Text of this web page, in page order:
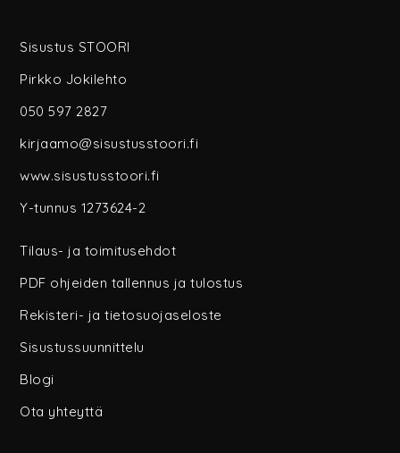
Sisustus STOORI
Pirkko Jokilehto
050 597 2827
kirjaamo@sisustusstoori.fi
www.sisustusstoori.fi
Y-tunnus 1273624-2
Tilaus- ja toimitusehdot
PDF ohjeiden tallennus ja tulostus
Rekisteri- ja tietosuojaseloste
Sisustussuunnittelu
Blogi
Ota yhteyttä